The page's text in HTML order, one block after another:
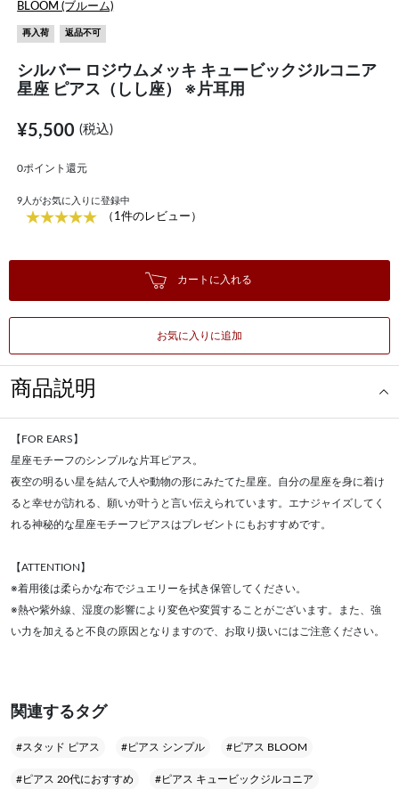
BLOOM (ブルーム)
再入荷 返品不可
シルバー ロジウムメッキ キュービックジルコニア
星座 ピアス（しし座） ※片耳用
¥5,500(税込)
0ポイント還元
9 人がお気に入りに登録中
（1件のレビュー）
カートに入れる
お気に入りに追加
商品説明
【FOR EARS】
星座モチーフのシンプルな片耳ピアス。
夜空の明るい星を結んで人や動物の形にみたてた星座。自分の星座を身に着け
ると幸せが訪れる、願いが叶うと言い伝えられています。エナジャイズしてく
れる神秘的な星座モチーフピアスはプレゼントにもおすすめです。
【ATTENTION】
※着用後は柔らかな布でジュエリーを拭き保管してください。
※熱や紫外線、湿度の影響により変色や変質することがございます。また、強
い力を加えると不良の原因となりますので、お取り扱いにはご注意ください。
関連するタグ
#スタッド ピアス #ピアス シンプル #ピアス BLOOM
#ピアス 20代におすすめ #ピアス キュービックジルコニア